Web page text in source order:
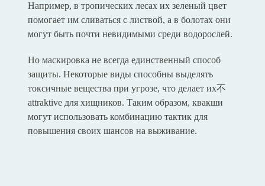
Например, в тропических лесах их зеленый цвет
помогает им сливаться с листвой, а в болотах они
могут быть почти невидимыми среди водорослей.
Но маскировка не всегда единственный способ
защиты. Некоторые виды способны выделять
токсичные вещества при угрозе, что делает их不
attraktive для хищников. Таким образом, квакши
могут использовать комбинацию тактик для
повышения своих шансов на выживание.